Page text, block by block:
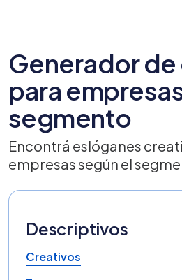
Generador
para
segmento
Encontrá eslóganes
empresas según el
Descriptivos
Creativos